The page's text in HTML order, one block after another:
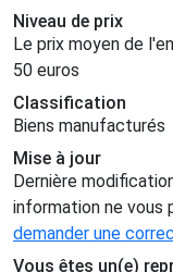
Niveau de prix
Le prix moyen de
50 euros
Classification
Biens manufacturés
Mise à jour
Dernière
information ne vous
demander une
Vous êtes un(e)